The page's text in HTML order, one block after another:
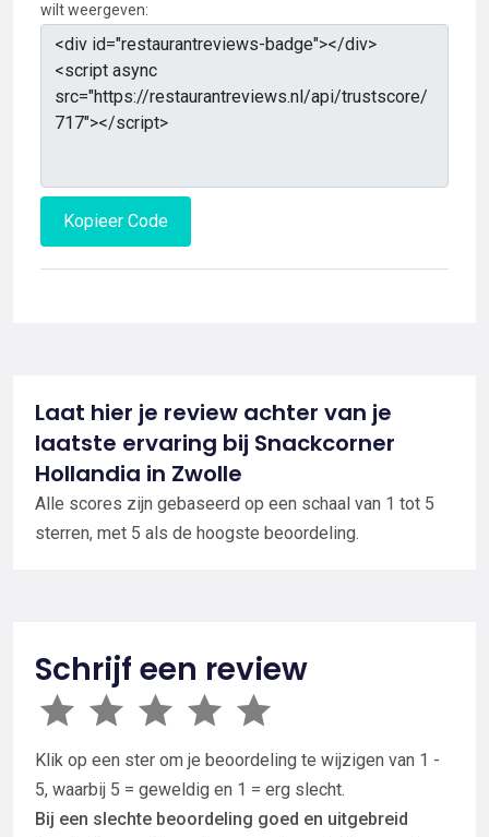
wilt weergeven:
Kopieer Code
Laat hier je review achter van je
laatste ervaring bij Snackcorner
Hollandia in Zwolle
Alle scores zijn gebaseerd op een schaal van 1 tot 5
sterren, met 5 als de hoogste beoordeling.
Schrijf een review
Klik op een ster om je beoordeling te wijzigen van 1 -
5, waarbij 5 = geweldig en 1 = erg slecht.
Bij een slechte beoordeling goed en uitgebreid